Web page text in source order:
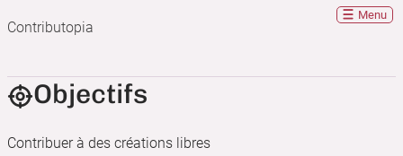
Contributopia
Menu
Objectifs
Contribuer à des créations libres